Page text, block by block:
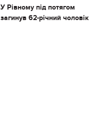
У Рівному під потягом
загинув 62-річний чоловік